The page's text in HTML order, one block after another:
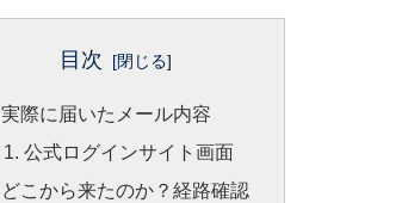
目次
実際に届いたメール内容
公式ログインサイト画面
どこから来たのか？経路確認